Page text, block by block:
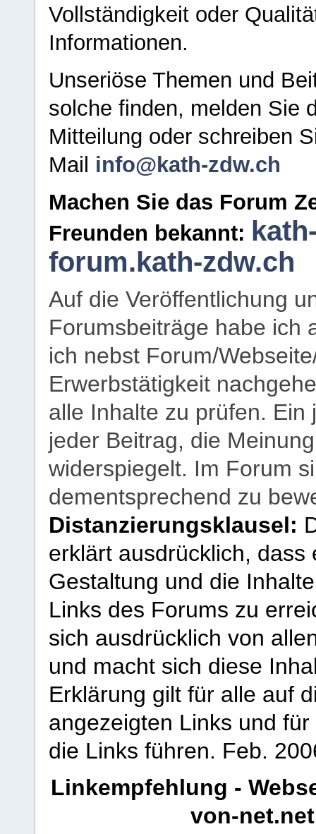
Vollständigkeit oder
Informationen.
Unseriöse Themen und
solche finden, melden Sie
Mitteilung oder schreiben
Mail info@kath-zdw.ch
Machen Sie das Forum
Freunden bekannt:
forum.kath-zdw.ch
Auf die Veröffentlichung
Forumsbeiträge habe ich
ich nebst Forum/
Erwerbstätigkeit
alle Inhalte zu prüfen.
jeder Beitrag, die
widerspiegelt. Im Forum
dementsprechend zu
Distanzierungsklausel:
erklärt ausdrücklich,
Gestaltung und die
Links des Forums zu
sich ausdrücklich von
und macht sich diese
Erklärung gilt für alle auf
angezeigten Links und
die Links führen. Feb.
Linkempfehlung -
von-net.net